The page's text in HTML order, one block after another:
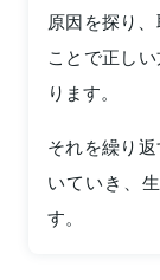
原因を探り、
ことで正し
ります。
それを繰り
いていき、
す。